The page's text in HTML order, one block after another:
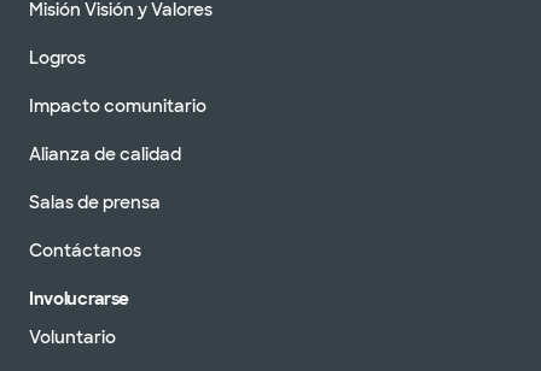
Misión Visión y Valores
Logros
Impacto comunitario
Alianza de calidad
Salas de prensa
Contáctanos
Involucrarse
Voluntario